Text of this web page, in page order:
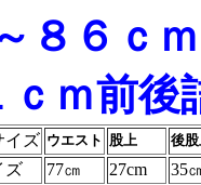
８６ｃ
ｃｍ前
イズ ウエスト 股上 後
ズ 77㎝ 27cm
35